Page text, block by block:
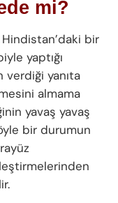
mi?
bir
yaptığı
verdiği yanıta
almama
yavaş yavaş
bir durumun